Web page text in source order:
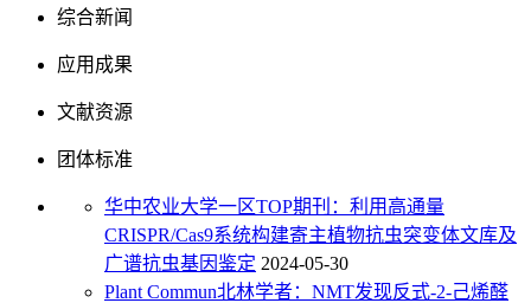
综合新闻
应用成果
文献资源
团体标准
华中农业大学一区TOP期刊：利用高通量
CRISPR/Cas9系统构建寄主植物抗虫突变体文库及
广谱抗虫基因鉴定 2024-05-30
Plant Commun北林学者：NMT发现反式-2-己烯醛